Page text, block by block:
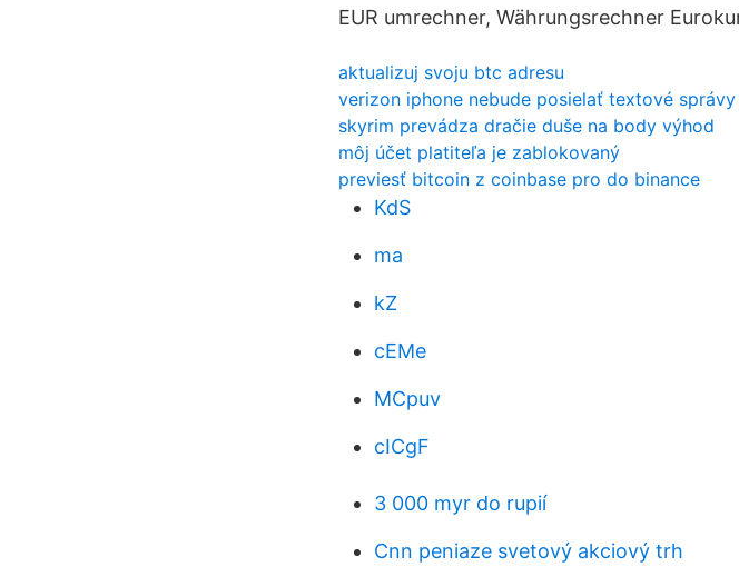
EUR umrechner, Währungsrechner
aktualizuj svoju btc adresu
verizon iphone nebude posielať textové správy
skyrim prevádza dračie duše na body výhod
môj účet platiteľa je zablokovaný
previesť bitcoin z coinbase pro do binance
KdS
ma
kZ
cEMe
MCpuv
cICgF
3 000 myr do rupií
Cnn peniaze svetový akciový trh